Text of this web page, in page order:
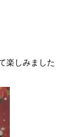
楽しみました